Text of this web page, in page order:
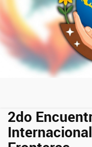
2do